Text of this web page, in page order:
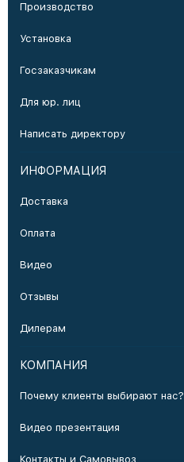
Производство
Установка
Госзаказчикам
Для юр. лиц
Написать директору
ИНФОРМАЦИЯ
Доставка
Оплата
Видео
Отзывы
Дилерам
КОМПАНИЯ
Почему клиенты выбирают нас?
Видео презентация
Контакты и Самовывоз